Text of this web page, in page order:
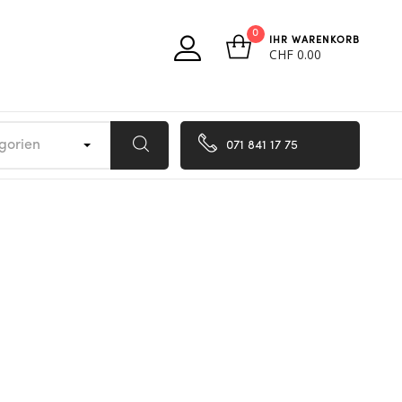
0
IHR WARENKORB
CHF0.00
071 841 17 75